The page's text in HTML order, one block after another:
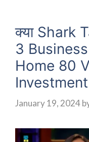
क्या Shark
3
Home 80
January 19, 2024